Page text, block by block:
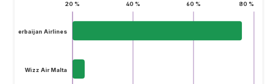
20 % 40 % 60 % 80 %
Azerbaijan Airlines
Wizz Air Malta